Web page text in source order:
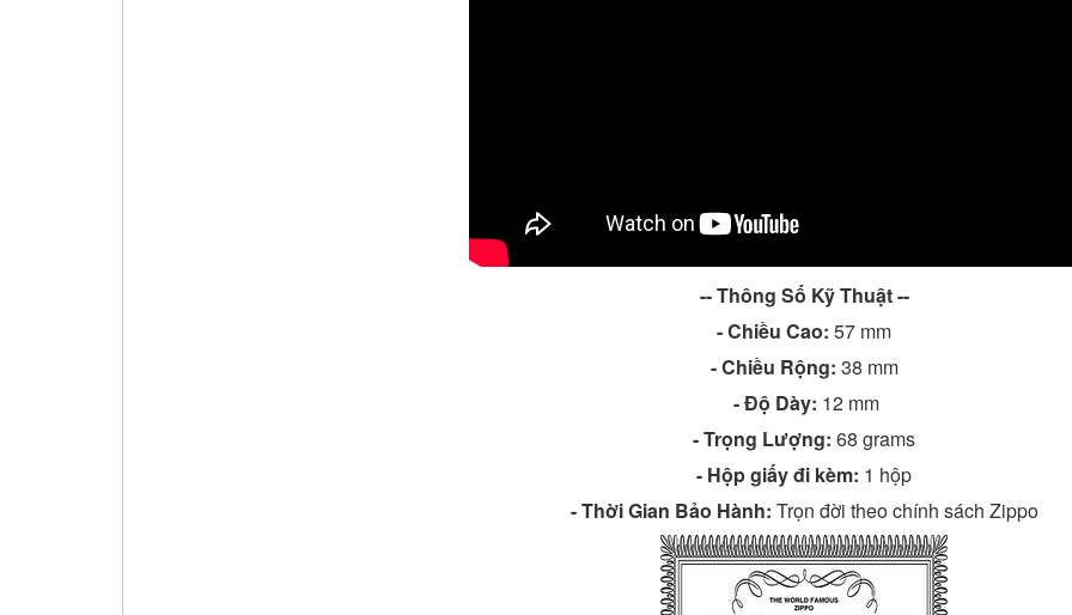
-- Thông Số Kỹ Thuật --
- Chiều Cao: 57 mm
- Chiều Rộng: 38 mm
-Độ Dày: 12 mm
-Trọng Lượng: 68 grams
- Hộp giấy đi kèm: 1 hộp
-Thời Gian Bảo Hành: Trọn đời theo chính sách Zippo